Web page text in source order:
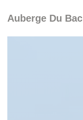
Auberge Du Bac